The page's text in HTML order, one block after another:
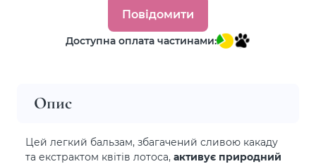
Повідомити
Доступна оплата частинами:
Опис
Цей легкий бальзам, збагачений сливою какаду
та екстрактом квітів лотоса, активує природний